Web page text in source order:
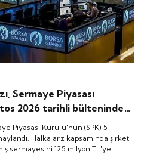
Sermaye Piyasası
2026 tarihli bülteninde
şirket, mevcut 100
sermayesini 125 milyon
TL bedelli sermaye
Piyasası Kurulu'nun (SPK) 5
Halka arz kapsamında şirket,
sermayesini 125 milyon TL'ye